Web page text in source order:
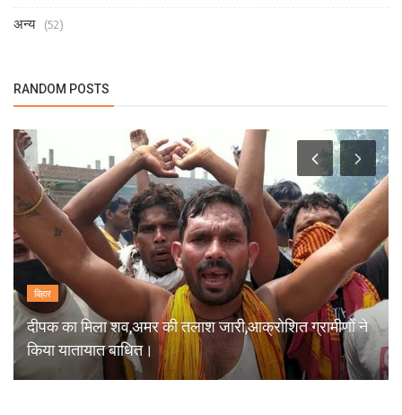
अन्य (52)
RANDOM POSTS
बिहार
दीपक का मिला शव,अमर की तलाश जारी,आक्रोशित ग्रामीणों ने
किया यातायात बाधित।